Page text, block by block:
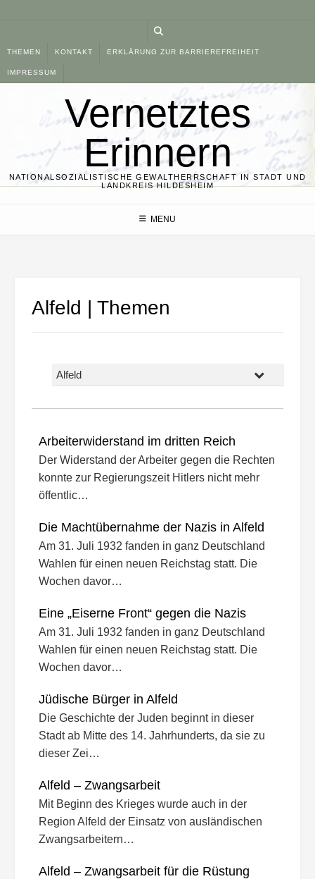
THEMEN KONTAKT ERKLÄRUNG ZUR BARRIEREFREIHEIT
IMPRESSUM
Vernetztes
Erinnern
NATIONALSOZIALISTISCHE GEWALTHERRSCHAFT IN STADT UND
LANDKREIS HILDESHEIM
MENU
Alfeld | Themen
Alfeld
Arbeiterwiderstand im dritten Reich
Der Widerstand der Arbeiter gegen die Rechten
konnte zur Regierungszeit Hitlers nicht mehr
öffentlic…
Die Machtübernahme der Nazis in Alfeld
Am 31. Juli 1932 fanden in ganz Deutschland
Wahlen für einen neuen Reichstag statt. Die
Wochen davor…
Eine „Eiserne Front“ gegen die Nazis
Am 31. Juli 1932 fanden in ganz Deutschland
Wahlen für einen neuen Reichstag statt. Die
Wochen davor…
Jüdische Bürger in Alfeld
Die Geschichte der Juden beginnt in dieser
Stadt ab Mitte des 14. Jahrhunderts, da sie zu
dieser Zei…
Alfeld – Zwangsarbeit
Mit Beginn des Krieges wurde auch in der
Region Alfeld der Einsatz von ausländischen
Zwangsarbeitern…
Alfeld – Zwangsarbeit für die Rüstung